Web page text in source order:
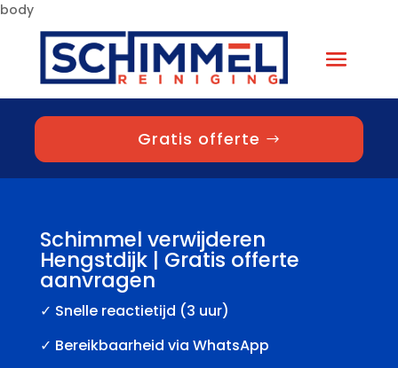
body
Gratis offerte
Schimmel verwijderen
Hengstdijk | Gratis offerte
aanvragen
✓ Snelle reactietijd (3 uur)
✓ Bereikbaarheid via WhatsApp